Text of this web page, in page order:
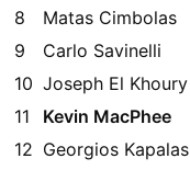
8
Matas Cimbolas
9
Carlo Savinelli
10 Joseph El Khoury
11
Kevin MacPhee
12 Georgios Kapalas